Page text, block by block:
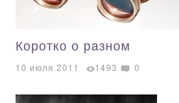
Коротко о разном
10 июля 2011 1493 0